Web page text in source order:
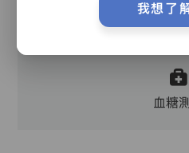
護理評估、執藥、核派藥
血糖
我想了